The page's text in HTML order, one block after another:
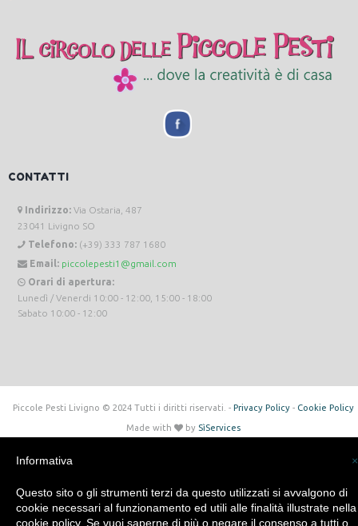
CONTATTI
Indirizzo: Via Ostaria, 487
23041 Livigno SO
Telefono: (+39) 333 787 1680
Email: piccolepesti1@gmail.com
Orari di apertura:
Lunedì / Venerdi 10:00 - 12:00, 15:00 - 18:00
Sabato 10:00 - 12:00
Piccole Pesti Livigno © 2024 Tutti i diritti riservati. - Privacy Policy- Cookie Policy
Made with by SìServices
×
Informativa
Questo sito o gli strumenti terzi da questo utilizzati si avvalgono di
cookie necessari al funzionamento ed utili alle finalità illustrate nella
cookie policy. Se vuoi saperne di più o negare il consenso a tutti o